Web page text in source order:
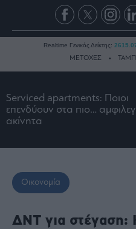
Ειδήσεις
Οικονομία
Ναυτιλία
Real
Ενέργεια
Realtime Γενικός Δείκτης:
ΜΕΤΟΧΕΣ
Serviced apartments: Ποιοι
επενδύουν στα πιο…
ακίνητα
Οικονομία
ΔΝΤ για στέγαση: